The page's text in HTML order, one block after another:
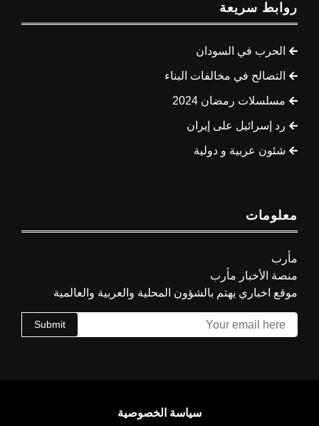
روابط سريعة
الحرب في السودان
التصالح في مخالفات البناء
مسلسلات رمضان 2024
رد إسرائيل على إيران
شئون عربية و دولية
معلومات
مأرب
منصة الأخبار مأرب
موقع اخباري يهتم بالشؤون المحلية والعربية والعالمية
Submit
سياسة الخصوصية